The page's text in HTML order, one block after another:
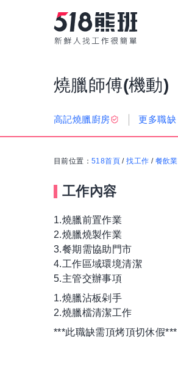
燒臘師傅(機動)
高記燒臘廚房 更多職缺
目前位置： 518首頁 /找工作 / 餐飲業
工作內容
1.燒臘前置作業
2.燒臘燒製作業
3.餐期需協助門市
4.工作區域環境清潔
5.主管交辦事項
1.燒臘沾板剁手
2.燒臘檔清潔工作
***此職缺需頂烤頂切休假***